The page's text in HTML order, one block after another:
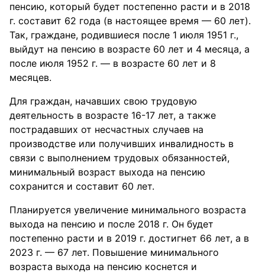
пенсию, который будет постепенно расти и в 2018
г. составит 62 года (в настоящее время — 60 лет).
Так, граждане, родившиеся после 1 июля 1951 г.,
выйдут на пенсию в возрасте 60 лет и 4 месяца, а
после июля 1952 г. — в возрасте 60 лет и 8
месяцев.
Для граждан, начавших свою трудовую
деятельность в возрасте 16-17 лет, а также
пострадавших от несчастных случаев на
производстве или получивших инвалидность в
связи с выполнением трудовых обязанностей,
минимальный возраст выхода на пенсию
сохранится и составит 60 лет.
Планируется увеличение минимального возраста
выхода на пенсию и после 2018 г. Он будет
постепенно расти и в 2019 г. достигнет 66 лет, а в
2023 г. — 67 лет. Повышение минимального
возраста выхода на пенсию коснется и